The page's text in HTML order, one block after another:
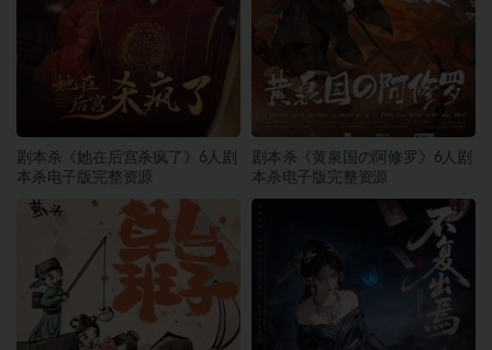
剧本杀《她在后宫杀疯了》6人剧
本杀电子版完整资源
剧本杀《黄泉国の阿修罗》6人剧
本杀电子版完整资源